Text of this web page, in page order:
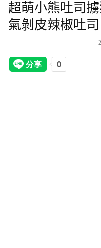
超萌小熊吐司
氣剝皮辣椒吐